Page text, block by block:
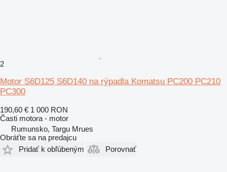
2
Motor S6D125 S6D140 na rýpadla Komatsu PC200 PC210
PC300
190,60 € 1 000 RON
Časti motora - motor
Rumunsko, Targu Mrues
Obráťte sa na predajcu
Pridať k obľúbeným
Porovnať